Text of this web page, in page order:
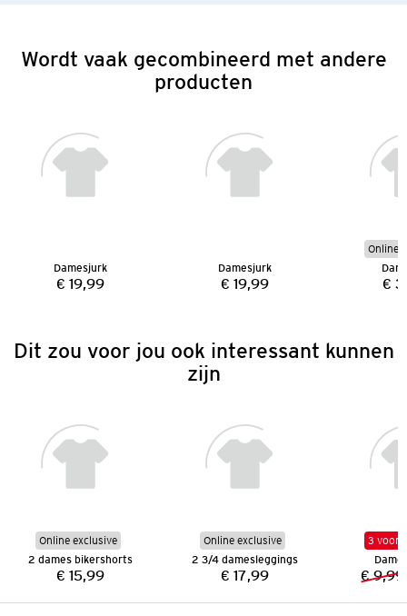
Wordt vaak gecombineerd met andere
producten
Damesjurk
Prijs:
€ 19,99
Damesjurk
Prijs:
€ 19,99
Online
€
Dit zou voor jou ook interessant kunnen
zijn
Online exclusive
2 dames bikershorts
Prijs:
€ 15,99
Online exclusive
2 3/4 damesleggings
Prijs:
€ 17,99
3 voor
€ 9,99